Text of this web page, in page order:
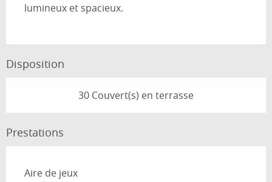
lumineux et spacieux.
Disposition
30 Couvert(s) en terrasse
Prestations
Aire de jeux